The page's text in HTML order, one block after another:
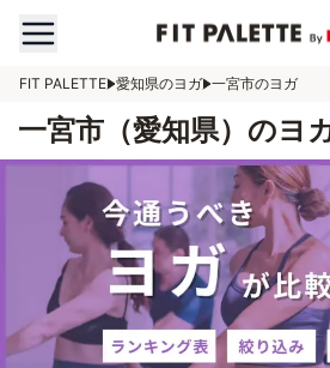
FIT PALETTE 愛知県のヨガ 一宮市のヨガ
一宮市（愛知県）のヨ